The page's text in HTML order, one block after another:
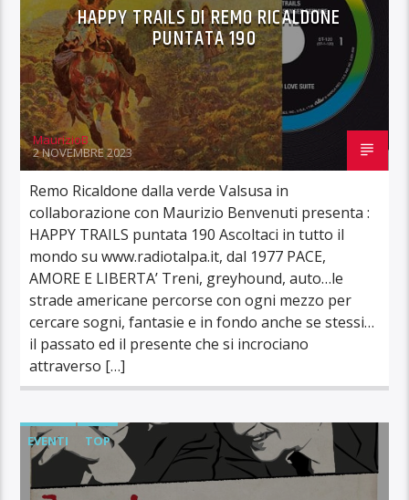
HAPPY TRAILS DI REMO RICALDONE
PUNTATA 190
MaurizioB
2 NOVEMBRE 2023
Remo Ricaldone dalla verde Valsusa in
collaborazione con Maurizio Benvenuti presenta :
HAPPY TRAILS puntata 190 Ascoltaci in tutto il
mondo su www.radiotalpa.it, dal 1977 PACE,
AMORE E LIBERTA’ Treni, greyhound, auto…le
strade americane percorse con ogni mezzo per
cercare sogni, fantasie e in fondo anche se stessi…
il passato ed il presente che si incrociano
attraverso […]
EVENTI TOP